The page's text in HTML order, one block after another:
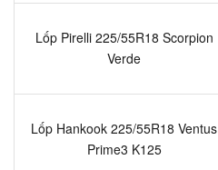
Lốp Pirelli 225/55R18 Scorpion
Verde
Lốp Hankook 225/55R18 Ventus
Prime3 K125